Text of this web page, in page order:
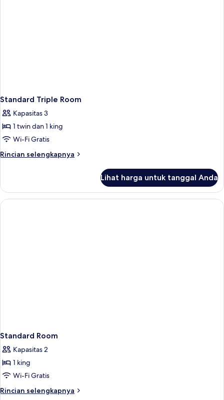
Standard Triple Room
Kapasitas 3
1 twin dan 1 king
Wi-Fi Gratis
Rincian selengkapnya
Rincian
Standard
Triple
Room
Lihat harga untuk tanggal Anda
Standard Room
Kapasitas 2
1 king
Wi-Fi Gratis
Rincian selengkapnya
Rincian